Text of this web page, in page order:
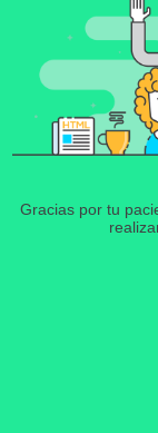
Gracias por tu